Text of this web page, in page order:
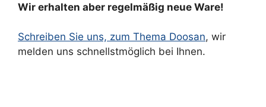
Wir erhalten aber regelmäßig neue Ware!
Schreiben Sie uns, zum Thema Doosan, wir
melden uns schnellstmöglich bei Ihnen.